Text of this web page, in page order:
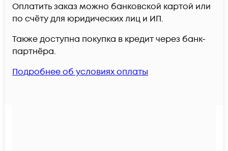
Оплатить заказ можно банковской картой или
по счёту для юридических лиц и ИП.
Также доступна покупка в кредит через банк-
партнёра.
Подробнее об условиях оплаты